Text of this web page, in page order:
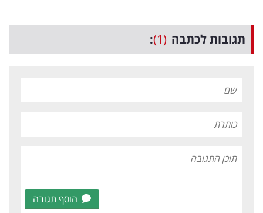
תגובות לכתבה (1)
:
הוסף תגובה